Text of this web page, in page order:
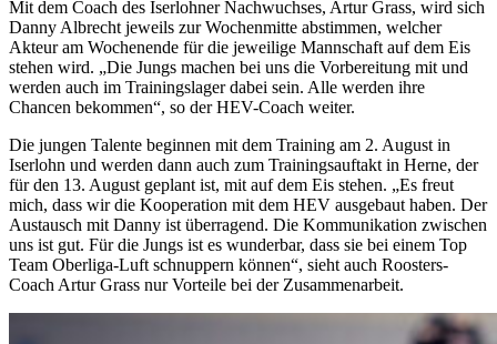
Mit dem Coach des Iserlohner Nachwuchses, Artur Grass, wird sich
Danny Albrecht jeweils zur Wochenmitte abstimmen, welcher
Akteur am Wochenende für die jeweilige Mannschaft auf dem Eis
stehen wird. „Die Jungs machen bei uns die Vorbereitung mit und
werden auch im Trainingslager dabei sein. Alle werden ihre
Chancen bekommen“, so der HEV-Coach weiter.
Die jungen Talente beginnen mit dem Training am 2. August in
Iserlohn und werden dann auch zum Trainingsauftakt in Herne, der
für den 13. August geplant ist, mit auf dem Eis stehen. „Es freut
mich, dass wir die Kooperation mit dem HEV ausgebaut haben. Der
Austausch mit Danny ist überragend. Die Kommunikation zwischen
uns ist gut. Für die Jungs ist es wunderbar, dass sie bei einem Top
Team Oberliga-Luft schnuppern können“, sieht auch Roosters-
Coach Artur Grass nur Vorteile bei der Zusammenarbeit.